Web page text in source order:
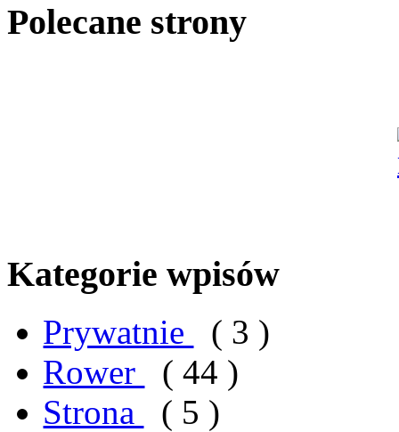
Polecane strony
Kategorie wpisów
Prywatnie
( 3 )
Rower
( 44 )
Strona
( 5 )